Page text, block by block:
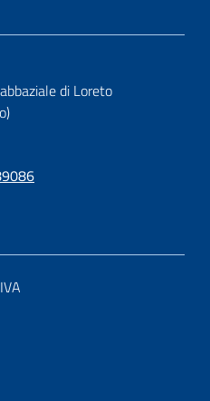
di Loreto